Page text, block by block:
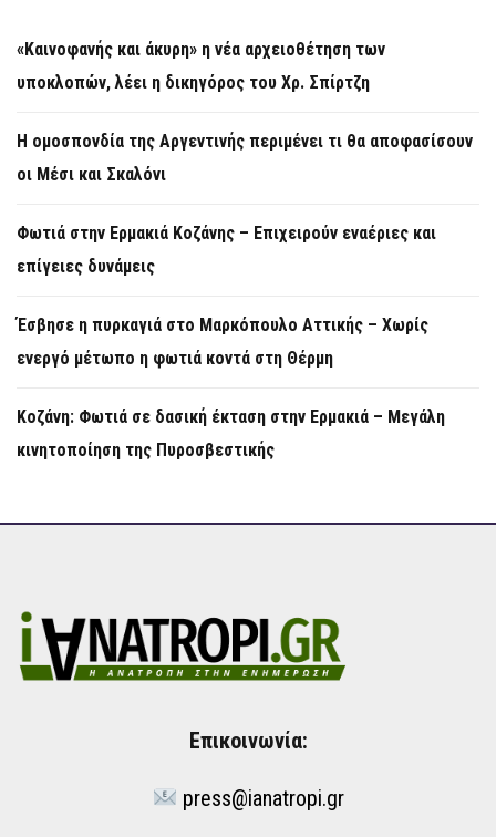
«Καινοφανής και άκυρη» η νέα αρχειοθέτηση των
υποκλοπών, λέει η δικηγόρος του Χρ. Σπίρτζη
Η ομοσπονδία της Αργεντινής περιμένει τι θα αποφασίσουν
οι Μέσι και Σκαλόνι
Φωτιά στην Ερμακιά Κοζάνης – Επιχειρούν εναέριες και
επίγειες δυνάμεις
Έσβησε η πυρκαγιά στο Μαρκόπουλο Αττικής – Χωρίς
ενεργό μέτωπο η φωτιά κοντά στη Θέρμη
Κοζάνη: Φωτιά σε δασική έκταση στην Ερμακιά – Μεγάλη
κινητοποίηση της Πυροσβεστικής
Επικοινωνία:
press@ianatropi.gr